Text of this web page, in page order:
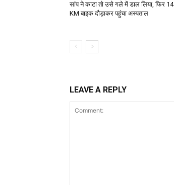
सांप ने काटा तो उसे गले में डाल लिया, फिर 14
KM बाइक दौड़ाकर पहुंचा अस्पताल
LEAVE A REPLY